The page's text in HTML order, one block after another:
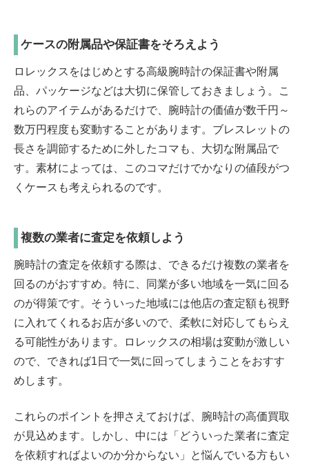
ケースの附属品や保証書をそろえよう
ロレックスをはじめとする高級腕時計の保証書や附属
品、パッケージなどは大切に保管しておきましょう。こ
れらのアイテムがあるだけで、腕時計の価値が数千円～
数万円程度も変動することがあります。ブレスレットの
長さを調節するために外したコマも、大切な附属品で
す。素材によっては、このコマだけでかなりの値段がつ
くケースも考えられるのです。
複数の業者に査定を依頼しよう
腕時計の査定を依頼する際は、できるだけ複数の業者を
回るのがおすすめ。特に、同業が多い地域を一気に回る
のが得策です。そういった地域には他店の査定額も視野
に入れてくれるお店が多いので、柔軟に対応してもらえ
る可能性があります。ロレックスの相場は変動が激しい
ので、できれば1日で一気に回ってしまうことをおすす
めします。
これらのポイントを押さえておけば、腕時計の高価買取
が見込めます。しかし、中には「どういった業者に査定
を依頼すればよいのか分からない」と悩んでいる方もい